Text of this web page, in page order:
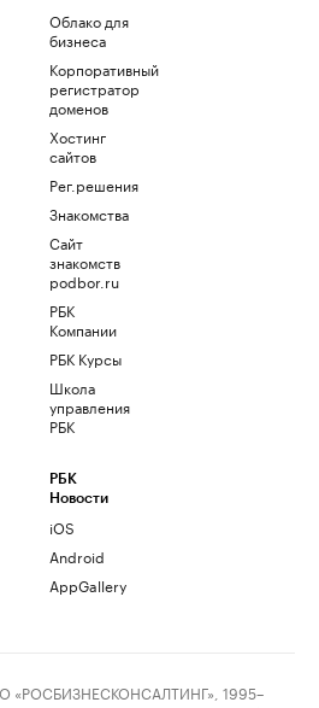
Облако для
бизнеса
Корпоративный
регистратор
доменов
Хостинг
сайтов
Рег.решения
Знакомства
Сайт
знакомств
podbor.ru
РБК
Компании
РБК Курсы
Школа
управления
РБК
РБК
Новости
iOS
Android
AppGallery
1995–